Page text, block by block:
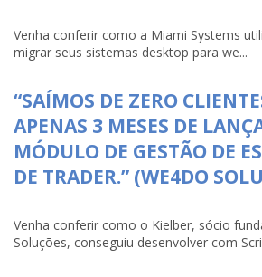
Venha conferir como a Miami Systems
migrar seus sistemas desktop para we...
“SAÍMOS DE ZERO
APENAS 3 MESES DE
MÓDULO DE GESTÃO DE
DE TRADER.” (WE4DO
Venha conferir como o Kielber, sócio
Soluções, conseguiu desenvolver com